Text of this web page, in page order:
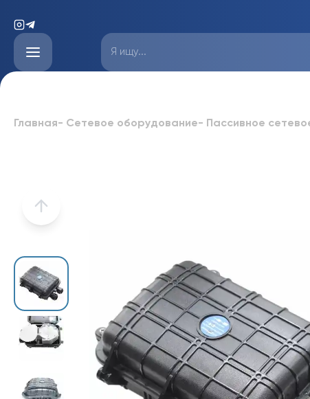
Главная- Сетевое оборудование- Пассивное